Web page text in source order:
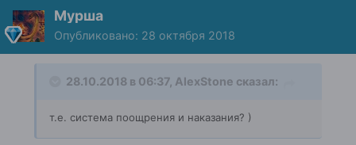
Мурша
Опубликовано: 28 октября 2018
28.10.2018 в 06:37, AlexStone сказал:
т.е. система поощрения и наказания? )